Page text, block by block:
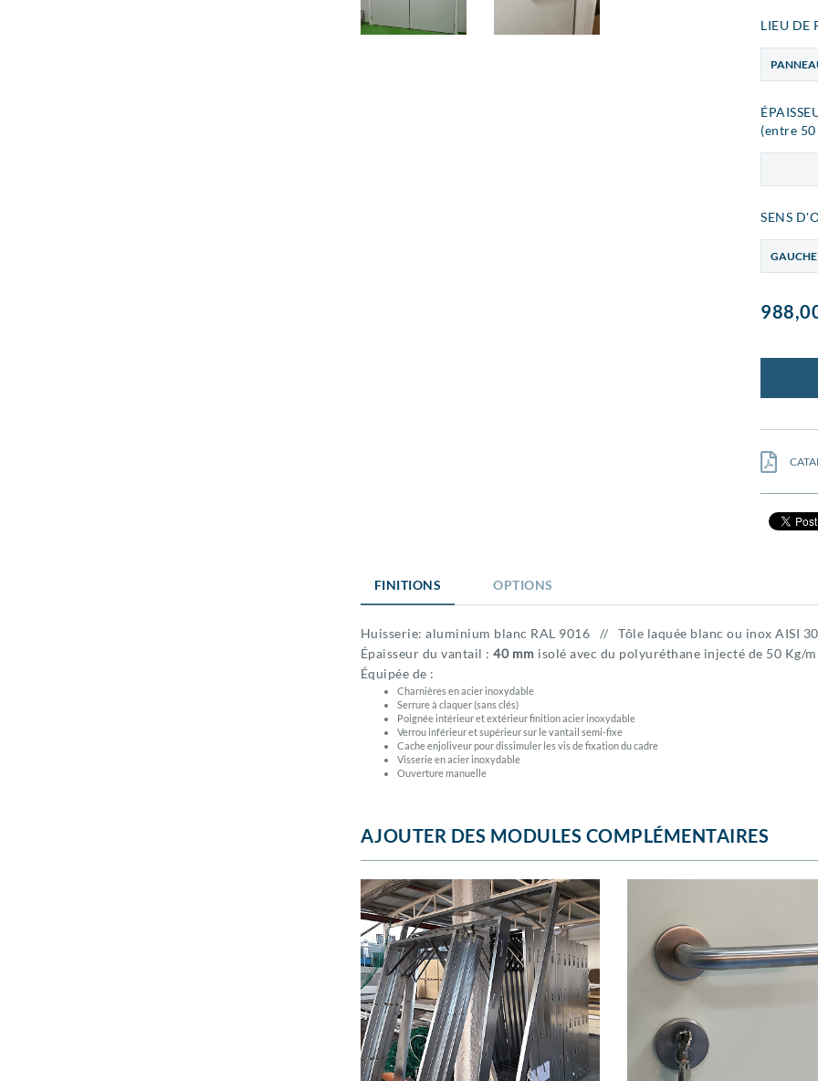
LIEU DE
(entre
SENS
GAUCHE
FINITIONS OPTIONS
Huisserie: aluminium blanc RAL 9016 // Tôle laquée blanc ou inox AISI
Épaisseur du vantail : 40 mm isolé avec du polyuréthane injecté de 50 Kg/m
Équipée de :
Charnières en acier inoxydable
Serrure à claquer (sans clés)
Poignée intérieur et extérieur finition acier inoxydable
Verrou inférieur et supérieur sur le vantail semi-fixe
Cache enjoliveur pour dissimuler les vis de fixation du cadre
Visserie en acier inoxydable
Ouverture manuelle
AJOUTER DES MODULES COMPLÉMENTAIRES